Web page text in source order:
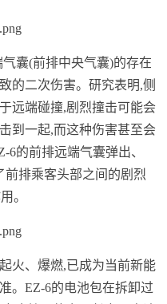
气囊(前排中央气囊)的存在
的二次伤害。研究表明,侧
远端碰撞,剧烈撞击可能会
到一起,而这种伤害甚至会
6的前排远端气囊弹出、
前排乘客头部之间的剧烈
。
火、爆燃,已成为当前新能
。EZ-6的电池包在拆卸过